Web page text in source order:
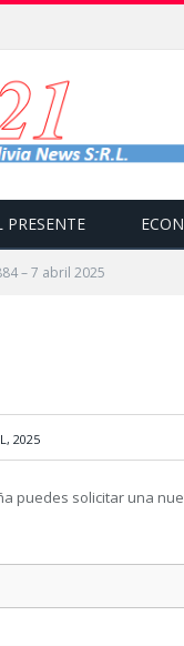
PRESENTE
– 7 abril 2025
2025
puedes solicitar una